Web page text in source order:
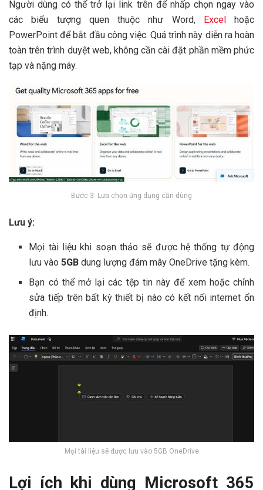
Người dùng có thể trở lại link trên để nhấp chọn ngay vào
các biểu tượng quen thuộc như Word, Excelhoặc
PowerPoint để bắt đầu công việc. Quá trình này diễn ra hoàn
toàn trên trình duyệt web, không cần cài đặt phần mềm phức
tạp và nặng máy.
Bước 3: Lựa chọn ứng dụng cần dùng
Lưu ý:
Mọi tài liệu khi soạn thảo sẽ được hệ thống tự động
lưu vào5GB dung lượng đám mây OneDrive tặng kèm.
Bạn có thể mở lại các tệp tin này để xem hoặc chỉnh
sửa tiếp trên bất kỳ thiết bị nào có kết nối internet ổn
định.
Mọi tài liệu sẽ được lưu vào 5GB OneDrive
Lợi ích khi dùng Microsoft 365